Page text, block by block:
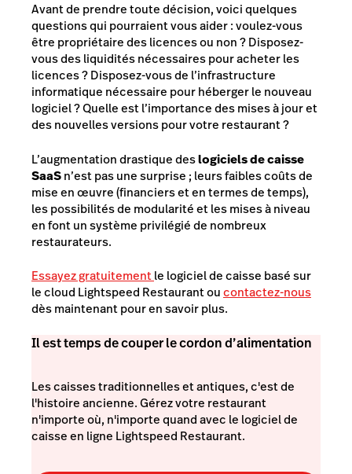
Avant de prendre toute décision, voici quelques
questions qui pourraient vous aider : voulez-vous
être propriétaire des licences ou non ? Disposez-
vous des liquidités nécessaires pour acheter les
licences ? Disposez-vous de l’infrastructure
informatique nécessaire pour héberger le nouveau
logiciel ? Quelle est l’importance des mises à jour et
des nouvelles versions pour votre restaurant ?
L’augmentation drastique deslogiciels de caisse
SaaSn’est pas une surprise ; leurs faibles coûts de
mise en œuvre (financiers et en termes de temps),
les possibilités de modularité et les mises à niveau
en font un système privilégié de nombreux
restaurateurs.
Essayez gratuitementle logiciel de caisse basé sur
le cloud Lightspeed Restaurant oucontactez-nous
dès maintenant pour en savoir plus.
Il est temps de couper le cordon d’alimentation
Les caisses traditionnelles et antiques, c'est de
l'histoire ancienne. Gérez votre restaurant
n'importe où, n'importe quand avec le logiciel de
caisse en ligne Lightspeed Restaurant.